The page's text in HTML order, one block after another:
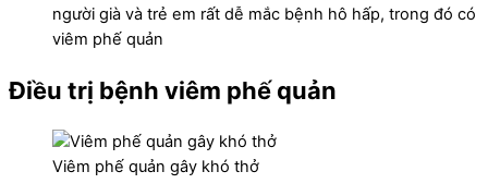
người già và trẻ em rất dễ mắc bệnh hô hấp, trong đó có
viêm phế quản
Điều trị bệnh viêm phế quản
Viêm phế quản gây khó thở